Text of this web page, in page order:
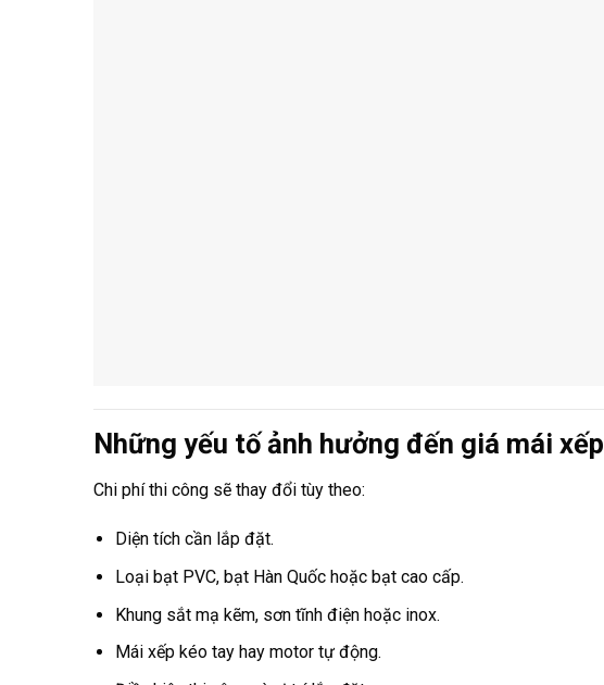
Những yếu tố ảnh hưởng đến giá mái xếp
Chi phí thi công sẽ thay đổi tùy theo:
Diện tích cần lắp đặt.
Loại bạt PVC, bạt Hàn Quốc hoặc bạt cao cấp.
Khung sắt mạ kẽm, sơn tĩnh điện hoặc inox.
Mái xếp kéo tay hay motor tự động.